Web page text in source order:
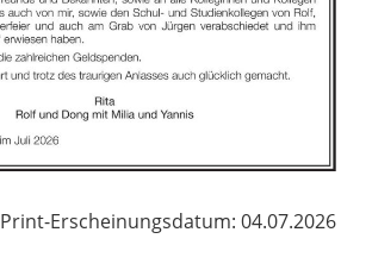
Print-Erscheinungsdatum: 04.07.2026